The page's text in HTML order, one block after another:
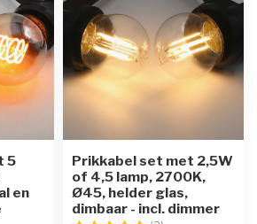
5
en
Prikkabel set met 2,5W
of 4,5 lamp, 2700K,
Ø45, helder glas,
dimbaar - incl. dimmer